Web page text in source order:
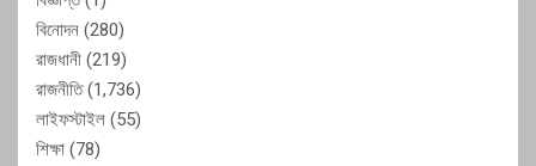
বিনোদন (280)
রাজধানী (219)
রাজনীতি(1,736)
লাইফস্টাইল (55)
শিক্ষা (78)